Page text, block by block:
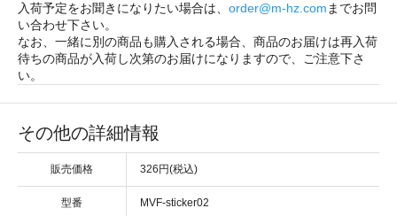
入荷予定をお聞きになりたい場合は、 order@m-hz.com までお問
い合わせ下さい。
なお、一緒に別の商品も購入される場合、商品のお届けは再入荷
待ちの商品が入荷し次第のお届けになりますので、ご注意下さ
い。
その他の詳細情報
販売価格 326円(税込)
型番 MVF-sticker02